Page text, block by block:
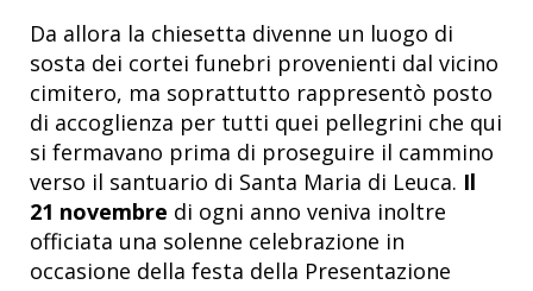
Da allora la chiesetta divenne un luogo di
sosta dei cortei funebri provenienti dal vicino
cimitero, ma soprattutto rappresentò posto
di accoglienza per tutti quei pellegrini che qui
si fermavano prima di proseguire il cammino
verso il santuario di Santa Maria di Leuca. Il
21 novembre di ogni anno veniva inoltre
officiata una solenne celebrazione in
occasione della festa della Presentazione